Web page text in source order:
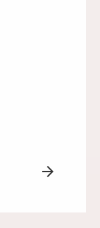
arrow_forward